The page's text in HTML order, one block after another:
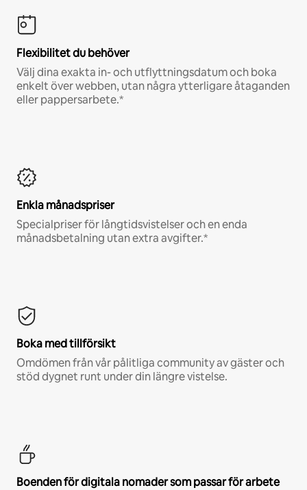
Flexibilitet du behöver
Välj dina exakta in- och utflyttningsdatum och boka
enkelt över webben, utan några ytterligare åtaganden
eller pappersarbete.*
Enkla månadspriser
Specialpriser för långtidsvistelser och en enda
månadsbetalning utan extra avgifter.*
Boka med tillförsikt
Omdömen från vår pålitliga community av gäster och
stöd dygnet runt under din längre vistelse.
Boenden för digitala nomader som passar för arbete